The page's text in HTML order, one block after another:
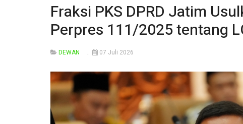
Fraksi PKS DPRD Jatim
Perpres 111/2025 tentang
DEWAN 07 Juli 2026